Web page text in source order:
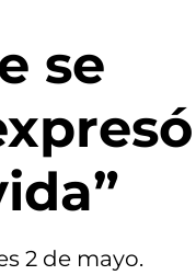
se
2 de mayo.